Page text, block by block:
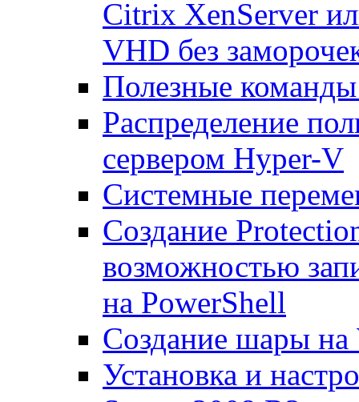
Citrix XenServer
VHD без
Полезные
Распределение
сервером Hyper-V
Системные
Создание
возможностью
на PowerShell
Создание шары на
Установка и